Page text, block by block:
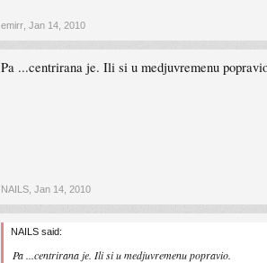
emirr Jan 14, 2010
Pa ...centrirana je. Ili si u medjuvremenu
NAILS Jan 14, 2010
NAILS said:
Pa ...centrirana je. Ili si u medjuvremenu popravio.